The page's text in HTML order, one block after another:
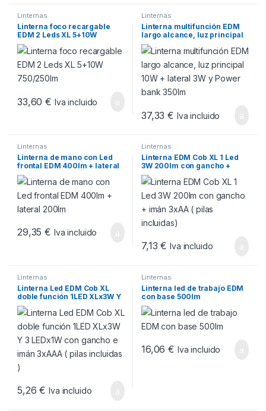
Linternas
Linterna foco recargable
EDM 2 Leds XL 5+10W
750/250lm
33,60€ Iva incluido
Linternas
Linterna multifunción EDM
largo alcance, luz principal
10W + lateral 3W y Power
bank 350lm
37,33€ Iva incluido
Linternas
Linterna de mano con Led
frontal EDM 400lm + lateral
200lm
29,35€ Iva incluido
Linternas
Linterna EDM Cob XL 1 Led
3W 200lm con gancho +
imán 3xAA ( pilas incluidas)
7,13€ Iva incluido
Linternas
Linterna Led EDM Cob XL
doble función 1LED XLx3W Y
3 LEDx1W con gancho e imán
3xAAA ( pilas incluidas )
5,26€ Iva incluido
Linternas
Linterna led de trabajo EDM
con base 500lm
16,06€ Iva incluido